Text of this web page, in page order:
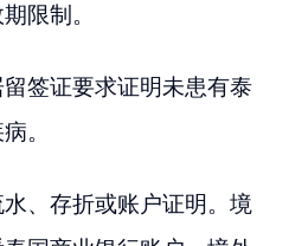
限制。
签证要求证明未患有泰
。
、存折或账户证明。境